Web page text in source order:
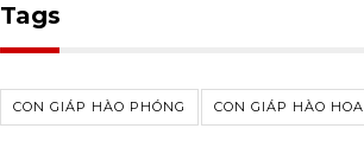
Tags
CON GIÁP HÀO PHÓNG CON GIÁP HÀO HOA